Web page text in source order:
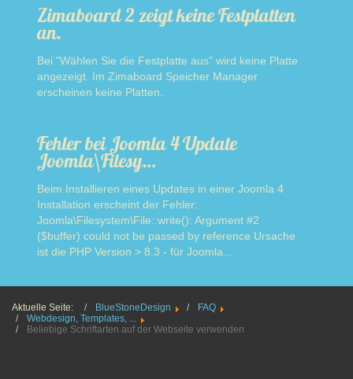
Zimaboard 2 zeigt keine Festplatten
an.
Bei "Wählen Sie die Festplatte aus" wird keine Platte
angezeigt. Im Zimaboard Speicher Manager
erscheinen keine Platten.
Fehler bei Joomla 4 Update
Joomla\Filesy…
Beim Installieren eines Updates in einer Joomla 4
Installation erscheint der Fehler:
Joomla\Filesystem\File::write(): Argument #2
($buffer) could not be passed by reference Ursache
ist die PHP Version > 8.3 - für Joomla...
Aktuelle Seite: BlueStoneDesign
FAQ
Webdesign, Templates, ...
Beliebige Schriftarten auf der Webseite verwenden